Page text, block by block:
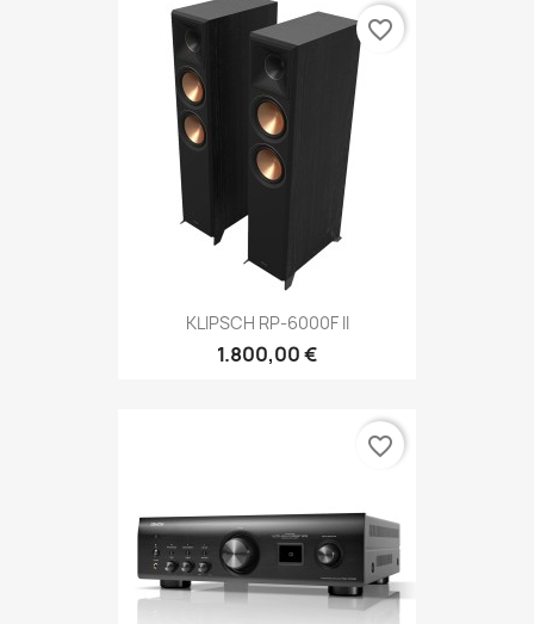
KLIPSCH RP-6000F II
1.800,00 €
favorite_border
favorite_border